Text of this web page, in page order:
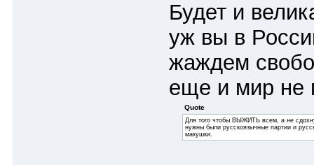
Будет и
уж вы в
жаждем
еще и мир не
Quote
Для того чтобы ВЫЖИТЬ всем, а не
нужны были русскоязычные партии и
макушки.